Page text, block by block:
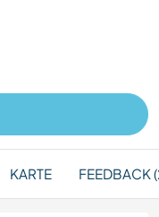
KARTE FEEDBACK